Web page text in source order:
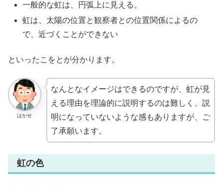
一般的な虹は、円弧上に見える。
虹は、太陽の位置と観察者との位置関係によるの
で、近づくことができない
といったこをとが分かります。
はかせ
なんとなイメージはできるのですが、虹が見
える理由を理論的に説明するのは難しく、説
明になっていないような感もありますが、ご
了承願います。
虹の色